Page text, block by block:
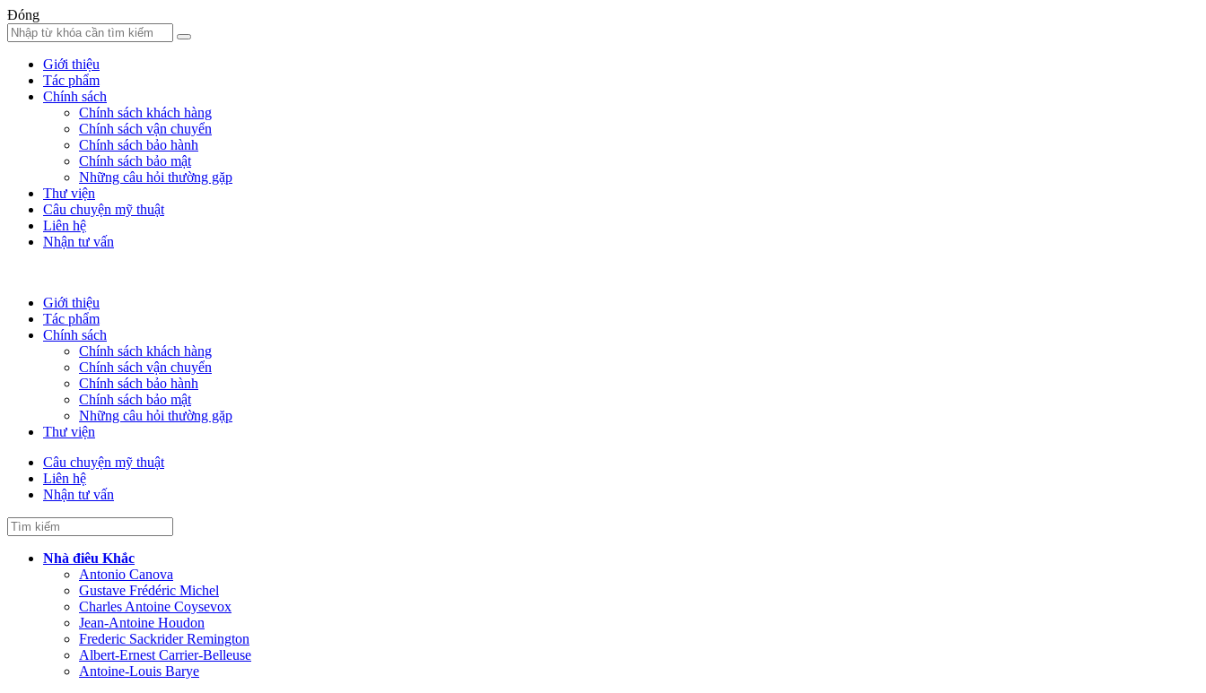
Đóng
Giới thiệu
Tác phẩm
Chính sách
Chính sách khách hàng
Chính sách vận chuyển
Chính sách bảo hành
Chính sách bảo mật
Những câu hỏi thường gặp
Thư viện
Câu chuyện mỹ thuật
Liên hệ
Nhận tư vấn
Giới thiệu
Tác phẩm
Chính sách
Chính sách khách hàng
Chính sách vận chuyển
Chính sách bảo hành
Chính sách bảo mật
Những câu hỏi thường gặp
Thư viện
Câu chuyện mỹ thuật
Liên hệ
Nhận tư vấn
Nhà điêu Khắc
Antonio Canova
Gustave Frédéric Michel
Charles Antoine Coysevox
Jean-Antoine Houdon
Frederic Sackrider Remington
Albert-Ernest Carrier-Belleuse
Antoine-Louis Barye